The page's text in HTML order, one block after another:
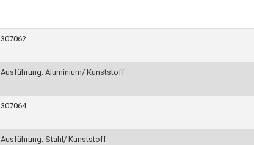
307062
Ausführung: Aluminium/ Kunststoff
307064
Ausführung: Stahl/ Kunststoff